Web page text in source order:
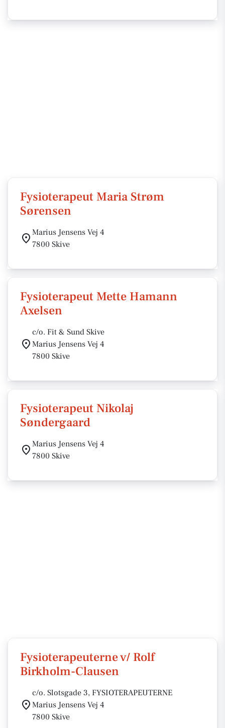
Fysioterapeut Maria Strøm
Sørensen
Marius Jensens Vej 4
7800 Skive
Fysioterapeut Mette Hamann
Axelsen
c/o. Fit & Sund Skive
Marius Jensens Vej 4
7800 Skive
Fysioterapeut Nikolaj
Søndergaard
Marius Jensens Vej 4
7800 Skive
Fysioterapeuterne v/ Rolf
Birkholm-Clausen
c/o. Slotsgade 3, FYSIOTERAPEUTERNE
Marius Jensens Vej 4
7800 Skive